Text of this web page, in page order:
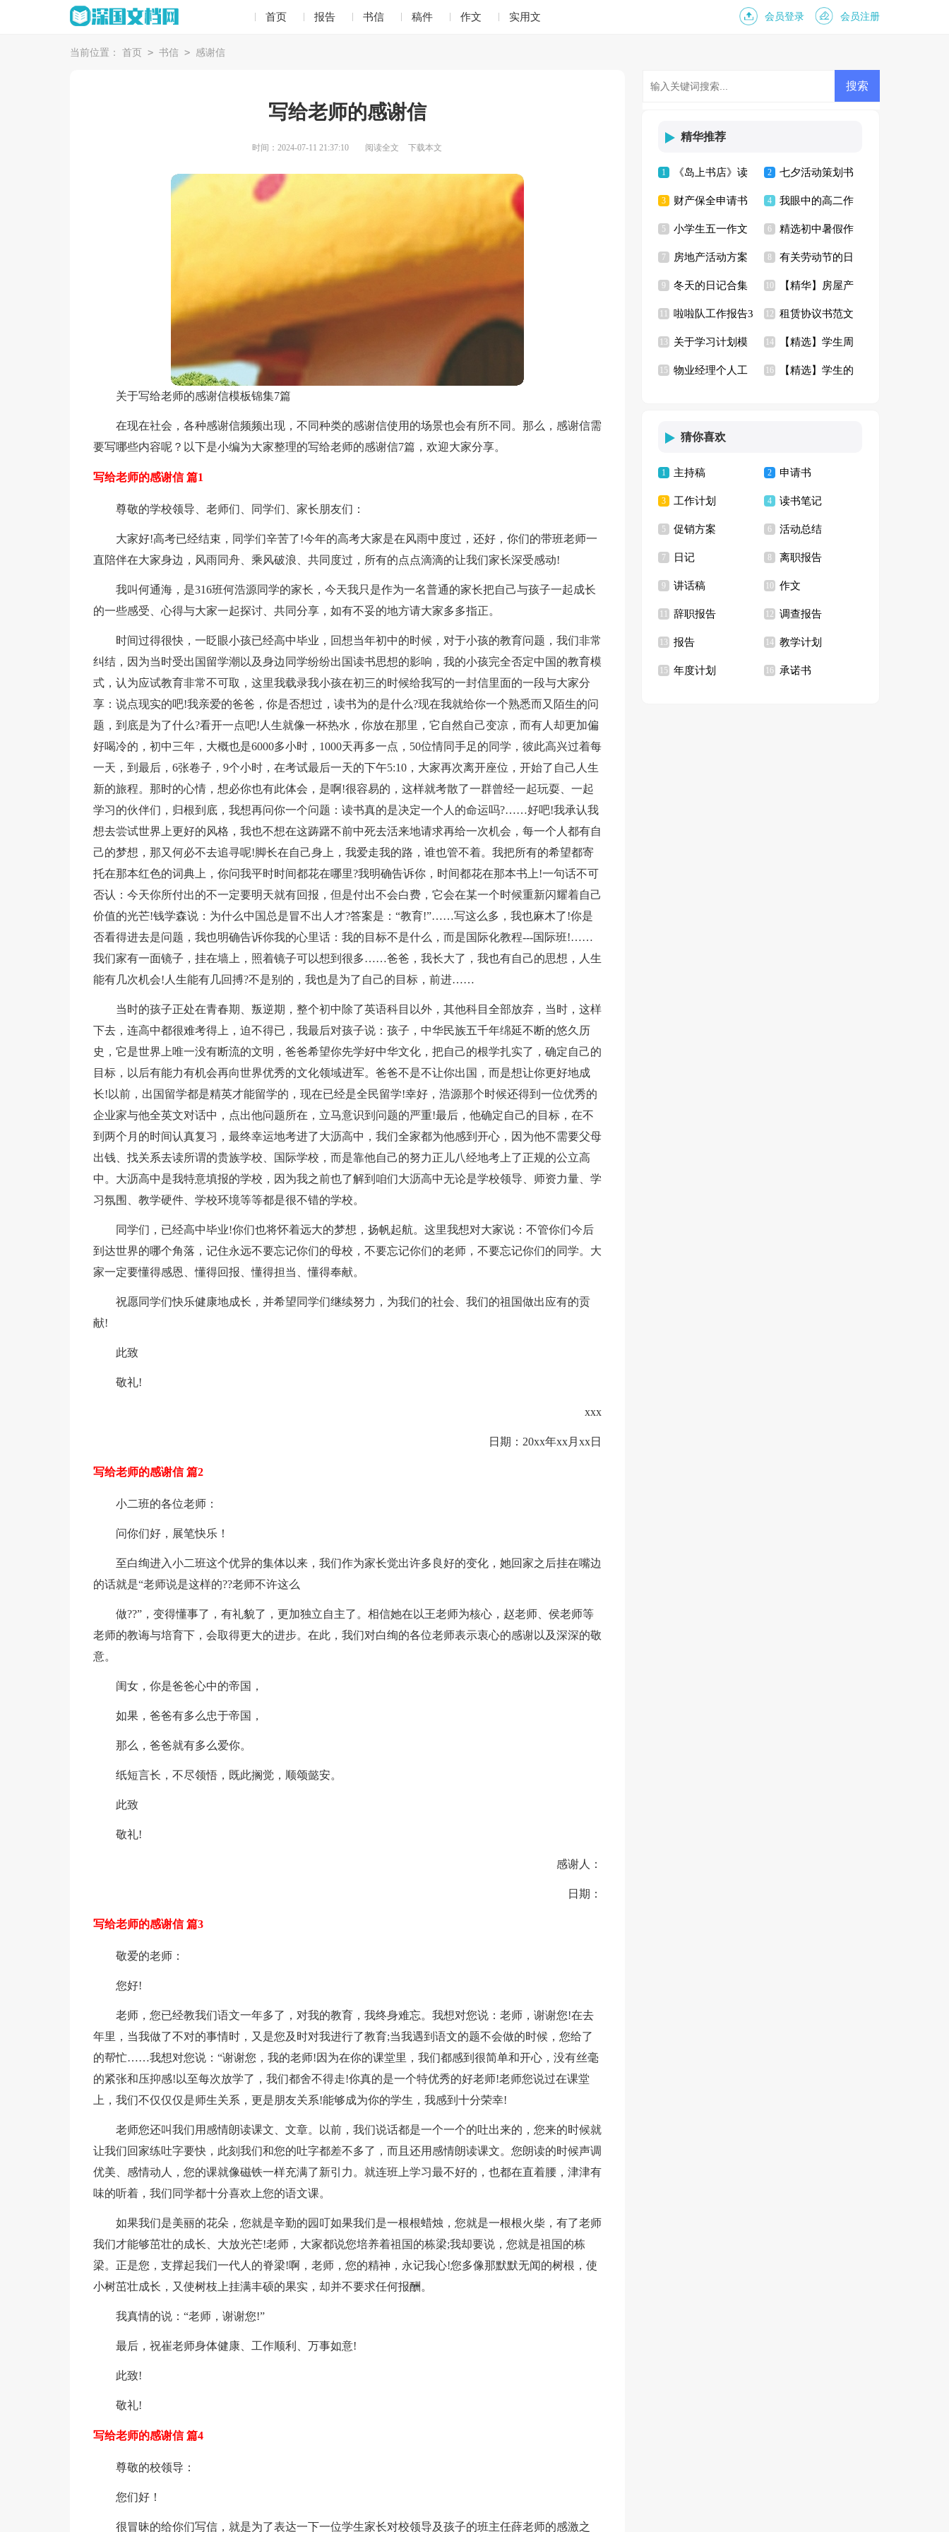
首页 报告 书信 稿件 作文 实用文 会员登录 会员注册
当前位置： 首页 > 书信 > 感谢信
写给老师的感谢信
时间：2024-07-11 21:37:10 阅读全文 下载本文
关于写给老师的感谢信模板锦集7篇
在现在社会，各种感谢信频频出现，不同种类的感谢信使用的场景也会有所不同。那么，感谢信需
要写哪些内容呢？以下是小编为大家整理的写给老师的感谢信7篇，欢迎大家分享。
写给老师的感谢信 篇1
尊敬的学校领导、老师们、同学们、家长朋友们：
大家好!高考已经结束，同学们辛苦了!今年的高考大家是在风雨中度过，还好，你们的带班老师一
直陪伴在大家身边，风雨同舟、乘风破浪、共同度过，所有的点点滴滴的让我们家长深受感动!
我叫何通海，是316班何浩源同学的家长，今天我只是作为一名普通的家长把自己与孩子一起成长
的一些感受、心得与大家一起探讨、共同分享，如有不妥的地方请大家多多指正。
时间过得很快，一眨眼小孩已经高中毕业，回想当年初中的时候，对于小孩的教育问题，我们非常
纠结，因为当时受出国留学潮以及身边同学纷纷出国读书思想的影响，我的小孩完全否定中国的教育模
式，认为应试教育非常不可取，这里我载录我小孩在初三的时候给我写的一封信里面的一段与大家分
享：说点现实的吧!我亲爱的爸爸，你是否想过，读书为的是什么?现在我就给你一个熟悉而又陌生的问
题，到底是为了什么?看开一点吧!人生就像一杯热水，你放在那里，它自然自己变凉，而有人却更加偏
好喝冷的，初中三年，大概也是6000多小时，1000天再多一点，50位情同手足的同学，彼此高兴过着每
一天，到最后，6张卷子，9个小时，在考试最后一天的下午5:10，大家再次离开座位，开始了自己人生
新的旅程。那时的心情，想必你也有此体会，是啊!很容易的，这样就考散了一群曾经一起玩耍、一起
学习的伙伴们，归根到底，我想再问你一个问题：读书真的是决定一个人的命运吗?……好吧!我承认我
想去尝试世界上更好的风格，我也不想在这踌躇不前中死去活来地请求再给一次机会，每一个人都有自
己的梦想，那又何必不去追寻呢!脚长在自己身上，我爱走我的路，谁也管不着。我把所有的希望都寄
托在那本红色的词典上，你问我平时时间都花在哪里?我明确告诉你，时间都花在那本书上!一句话不可
否认：今天你所付出的不一定要明天就有回报，但是付出不会白费，它会在某一个时候重新闪耀着自己
价值的光芒!钱学森说：为什么中国总是冒不出人才?答案是：“教育!”……写这么多，我也麻木了!你是
否看得进去是问题，我也明确告诉你我的心里话：我的目标不是什么，而是国际化教程---国际班!……
我们家有一面镜子，挂在墙上，照着镜子可以想到很多……爸爸，我长大了，我也有自己的思想，人生
能有几次机会!人生能有几回搏?不是别的，我也是为了自己的目标，前进……
当时的孩子正处在青春期、叛逆期，整个初中除了英语科目以外，其他科目全部放弃，当时，这样
下去，连高中都很难考得上，迫不得已，我最后对孩子说：孩子，中华民族五千年绵延不断的悠久历
史，它是世界上唯一没有断流的文明，爸爸希望你先学好中华文化，把自己的根学扎实了，确定自己的
目标，以后有能力有机会再向世界优秀的文化领域进军。爸爸不是不让你出国，而是想让你更好地成
长!以前，出国留学都是精英才能留学的，现在已经是全民留学!幸好，浩源那个时候还得到一位优秀的
企业家与他全英文对话中，点出他问题所在，立马意识到问题的严重!最后，他确定自己的目标，在不
到两个月的时间认真复习，最终幸运地考进了大沥高中，我们全家都为他感到开心，因为他不需要父母
出钱、找关系去读所谓的贵族学校、国际学校，而是靠他自己的努力正儿八经地考上了正规的公立高
中。大沥高中是我特意填报的学校，因为我之前也了解到咱们大沥高中无论是学校领导、师资力量、学
习氛围、教学硬件、学校环境等等都是很不错的学校。
同学们，已经高中毕业!你们也将怀着远大的梦想，扬帆起航。这里我想对大家说：不管你们今后
到达世界的哪个角落，记住永远不要忘记你们的母校，不要忘记你们的老师，不要忘记你们的同学。大
家一定要懂得感恩、懂得回报、懂得担当、懂得奉献。
祝愿同学们快乐健康地成长，并希望同学们继续努力，为我们的社会、我们的祖国做出应有的贡
献!
此致
敬礼!
xxx
日期：20xx年xx月xx日
写给老师的感谢信 篇2
小二班的各位老师：
问你们好，展笔快乐！
至白绚进入小二班这个优异的集体以来，我们作为家长觉出许多良好的变化，她回家之后挂在嘴边
的话就是“老师说是这样的??老师不许这么
做??”，变得懂事了，有礼貌了，更加独立自主了。相信她在以王老师为核心，赵老师、侯老师等
老师的教诲与培育下，会取得更大的进步。在此，我们对白绚的各位老师表示衷心的感谢以及深深的敬
意。
闺女，你是爸爸心中的帝国，
如果，爸爸有多么忠于帝国，
那么，爸爸就有多么爱你。
纸短言长，不尽领悟，既此搁觉，顺颂懿安。
此致
敬礼!
感谢人：
日期：
写给老师的感谢信 篇3
敬爱的老师：
您好!
老师，您已经教我们语文一年多了，对我的教育，我终身难忘。我想对您说：老师，谢谢您!在去
年里，当我做了不对的事情时，又是您及时对我进行了教育;当我遇到语文的题不会做的时候，您给了
的帮忙……我想对您说：“谢谢您，我的老师!因为在你的课堂里，我们都感到很简单和开心，没有丝毫
的紧张和压抑感!以至每次放学了，我们都舍不得走!你真的是一个特优秀的好老师!老师您说过在课堂
上，我们不仅仅仅是师生关系，更是朋友关系!能够成为你的学生，我感到十分荣幸!
老师您还叫我们用感情朗读课文、文章。以前，我们说话都是一个一个的吐出来的，您来的时候就
让我们回家练吐字要快，此刻我们和您的吐字都差不多了，而且还用感情朗读课文。您朗读的时候声调
优美、感情动人，您的课就像磁铁一样充满了新引力。就连班上学习最不好的，也都在直着腰，津津有
味的听着，我们同学都十分喜欢上您的语文课。
如果我们是美丽的花朵，您就是辛勤的园叮如果我们是一根根蜡烛，您就是一根根火柴，有了老师
我们才能够茁壮的成长、大放光芒!老师，大家都说您培养着祖国的栋梁;我却要说，您就是祖国的栋
梁。正是您，支撑起我们一代人的脊梁!啊，老师，您的精神，永记我心!您多像那默默无闻的树根，使
小树茁壮成长，又使树枝上挂满丰硕的果实，却并不要求任何报酬。
我真情的说：“老师，谢谢您!”
最后，祝崔老师身体健康、工作顺利、万事如意!
此致!
敬礼!
写给老师的感谢信 篇4
尊敬的校领导：
您们好！
很冒昧的给你们写信，就是为了表达一下一位学生家长对校领导及孩子的班主任薛老师的感激之
精华推荐
1 《岛上书店》读
书心得(15篇)
2 七夕活动策划书
3 财产保全申请书
范文汇总七篇
4 我眼中的高二作
文
5 小学生五一作文
600字10篇
6 精选初中暑假作
文锦集八篇
7 房地产活动方案
15篇
8 有关劳动节的日
记
9 冬天的日记合集
15篇
10 【精华】房屋产
权的协议书三篇
啦啦队工作报告3
篇
12 租赁协议书范文
汇总6篇
13 关于学习计划模
板集合九篇
14 【精选】学生周
记模板锦集八篇
15 物业经理个人工 16 【精选】学生的
猜你喜欢
1 主持稿 2 申请书
3 工作计划 4 读书笔记
5 促销方案 6 活动总结
7 日记 8 离职报告
9 讲话稿 10 作文
辞职报告 12 调查报告
13 报告 14 教学计划
15 年度计划 16 承诺书